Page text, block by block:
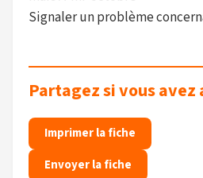
Signaler un problème
Partagez si vous avez
Imprimer la fiche
Envoyer la fiche